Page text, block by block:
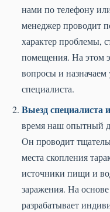
нами по телефону
менеджер проводит
характер проблемы,
помещения. На этом
вопросы и назначаем
специалиста.
Выезд специалиста
время наш опытный
Он проводит
места скопления
источники пищи и
заражения. На
разрабатывает